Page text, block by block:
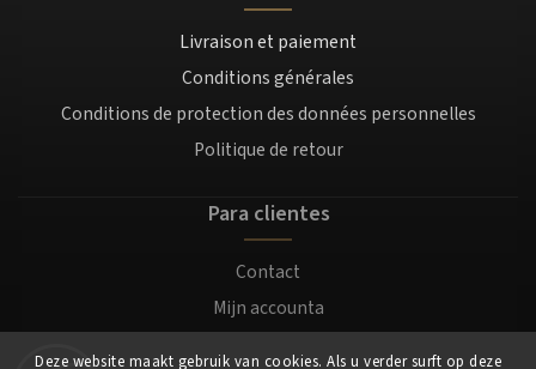
Deze website maakt gebruik van cookies. Als u verder surft op deze
Livraison et paiement
Conditions générales
Conditions de protection des données personnelles
Politique de retour
Para clientes
Contact
Mijn accounta